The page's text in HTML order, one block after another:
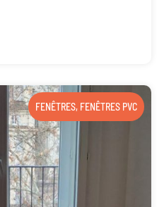
FENÊTRES, FENÊTRES PVC